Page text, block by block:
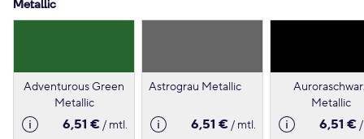
Metallic
Adventurous Green
Metallic
6,51 €/ mtl.
Astrograu Metallic
6,51 €/ mtl.
Metallic
6,51 €